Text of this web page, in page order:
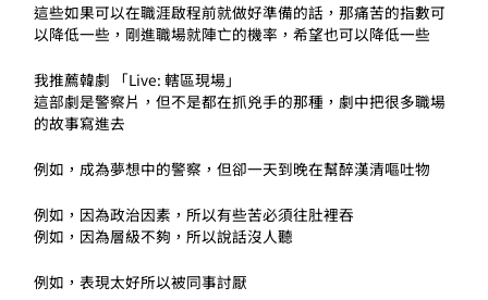
這些如果可以在職涯啟程前就做好準備的話，那痛苦的指數可
以降低一些，剛進職場就陣亡的機率，希望也可以降低一些
我推薦韓劇 「Live: 轄區現場」
這部劇是警察片，但不是都在抓兇手的那種，劇中把很多職場
的故事寫進去
例如，成為夢想中的警察，但卻一天到晚在幫醉漢清嘔吐物
例如，因為政治因素，所以有些苦必須往肚裡吞
例如，因為層級不夠，所以說話沒人聽
例如，表現太好所以被同事討厭